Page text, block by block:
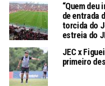
“Quem
de entrada
torcida do
estreia do
JEC x
primeiro